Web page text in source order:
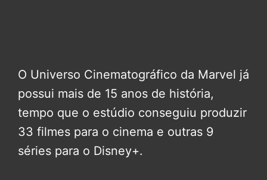
O Universo Cinematográfico da Marvel já
possui mais de 15 anos de história,
tempo que o estúdio conseguiu produzir
33 filmes para o cinema e outras 9
séries para o Disney+.